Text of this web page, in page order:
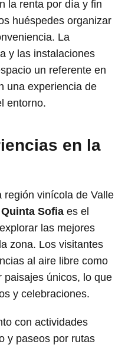
la renta por día y fin
huéspedes organizar
La
y las instalaciones
un referente en
una experiencia de
entorno.
en la
región vinícola de Valle
Sofia es el
las mejores
zona. Los visitantes
al aire libre como
paisajes únicos, lo que
y celebraciones.
con actividades
y paseos por rutas